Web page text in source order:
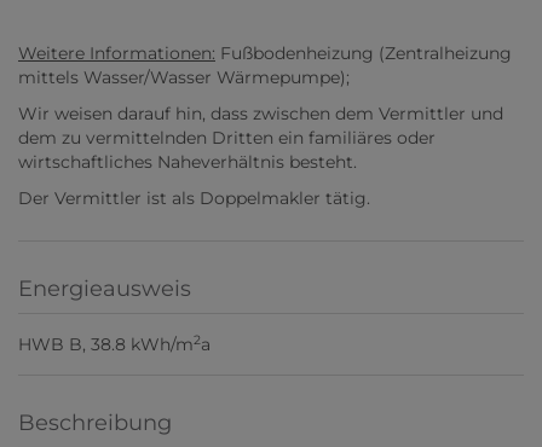
Weitere Informationen: Fußbodenheizung (Zentralheizung
mittels Wasser/Wasser Wärmepumpe);
Wir weisen darauf hin, dass zwischen dem Vermittler und
dem zu vermittelnden Dritten ein familiäres oder
wirtschaftliches Naheverhältnis besteht.
Der Vermittler ist als Doppelmakler tätig.
Energieausweis
HWB B, 38.8 kWh/m2a
Beschreibung